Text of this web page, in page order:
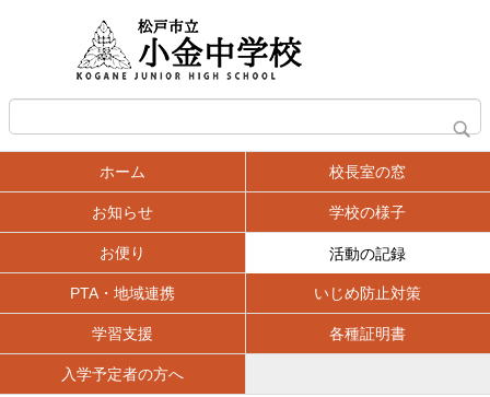
ホーム 校長室の窓
お知らせ 学校の様子
お便り 活動の記録
PTA・地域連携 いじめ防止対策
学習支援 各種証明書
入学予定者の方へ